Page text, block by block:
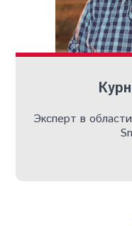
Эксперт в